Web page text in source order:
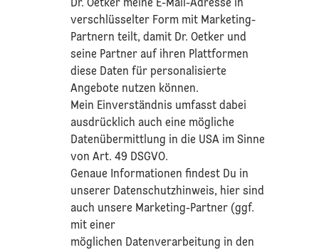
Dr. Oetker meine E-Mail-Adresse in
verschlüsselter Form mit Marketing-
Partnern teilt, damit Dr. Oetker und
seine Partner auf ihren Plattformen
diese Daten für personalisierte
Angebote nutzen können.
Mein Einverständnis umfasst dabei
ausdrücklich auch eine mögliche
Datenübermittlung in die USA im Sinne
von Art. 49 DSGVO.​
​Genaue Informationen findest Du in
unserer Datenschutzhinweis, hier sind
auch unsere Marketing-Partner (ggf.
mit einer
möglichen Datenverarbeitung in den